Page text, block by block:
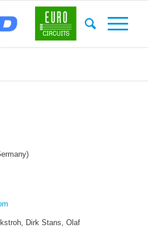
Dirk Stans, Olaf